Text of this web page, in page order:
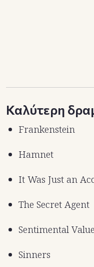
Καλύτερη
Frankenstein
Hamnet
It Was Just an
The Secret Agent
Sentimental Value
Sinners